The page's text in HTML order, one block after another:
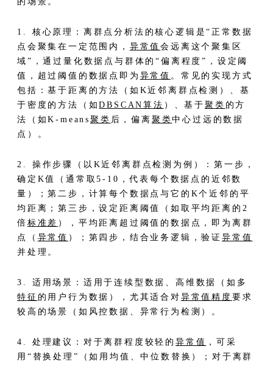
1. 核心原理：离群点分析法的核心逻辑是“正常数据
点会聚集在一定范围内， 异常值会远离这个聚集区
域”，通过量化数据点与群体的“偏离程度”，设定阈
值，超过阈值的数据点即为 异常值 。常见的实现方式
包括：基于距离的方法（如K近邻离群点检测）、基
于密度的方法（如DBSCAN算法 ）、基于聚类 的方
法（如K-means 聚类 后，偏离 聚类中心过远的数据
点）。
2. 操作步骤（以K近邻离群点检测为例）：第一步，
确定K值（通常取5-10，代表每个数据点的近邻数
量）；第二步，计算每个数据点与它的K个近邻的平
均距离；第三步，设定距离阈值（如取平均距离的2
倍 标准差 ），平均距离超过阈值的数据点，即为离群
点（ 异常值 ）；第四步，结合业务逻辑，验证异常值
并处理。
3. 适用场景：适用于连续型数据、高维数据（如多
特征 的用户行为数据），尤其适合对 异常值精度 要求
较高的场景（如风控数据、异常行为检测）。
4. 处理建议：对于离群程度较轻的异常值 ，可采
用“替换处理”（如用均值、中位数替换）；对于离群